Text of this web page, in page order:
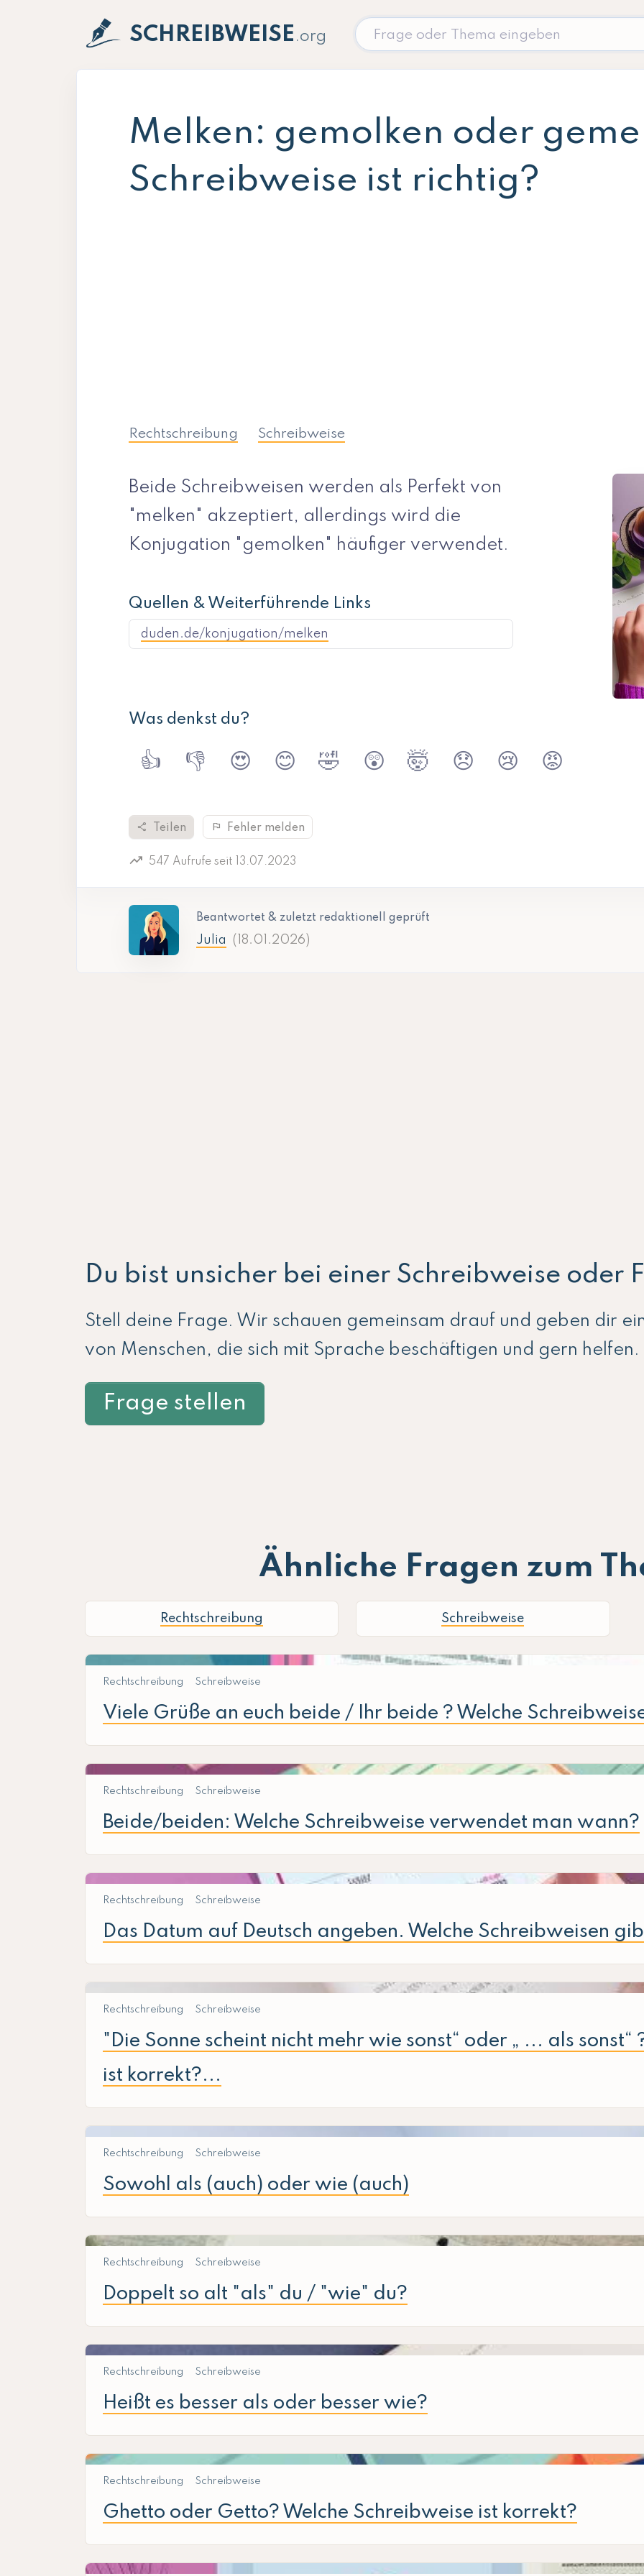
SCHREIBWEISE .org
Melken: gemolken oder
Schreibweise ist richtig?
Rechtschreibung Schreibweise
Beide Schreibweisen werden als Perfekt von
"melken" akzeptiert, allerdings wird die
Konjugation "gemolken" häufiger verwendet.
Quellen & Weiterführende Links
duden.de/konjugation/melken
Was denkst du?
👍 👎 😍 😊 🤣 😲 🤯 😞 😢 😡
share Teilen flag Fehler melden
trending_up 547 Aufrufe seit 13.07.2023
Beantwortet & zuletzt redaktionell geprüft
Julia (18.01.2026)
Du bist unsicher bei einer Schreibweise oder
Stell deine Frage. Wir schauen gemeinsam drauf und geben dir
von Menschen, die sich mit Sprache beschäftigen und gern helfen.
Frage stellen
Ähnliche Fragen zum
Rechtschreibung Schreibweise
Rechtschreibung Schreibweise
Viele Grüße an euch beide / Ihr beide ? Welche
Rechtschreibung Schreibweise
Beide/beiden: Welche Schreibweise verwendet man wann?
Rechtschreibung Schreibweise
Das Datum auf Deutsch angeben. Welche Schreibweisen
Rechtschreibung Schreibweise
"Die Sonne scheint nicht mehr wie sonst“ oder „ ... als sonst“
ist korrekt?...
Rechtschreibung Schreibweise
Sowohl als (auch) oder wie (auch)
Rechtschreibung Schreibweise
Doppelt so alt "als" du / "wie" du?
Rechtschreibung Schreibweise
Heißt es besser als oder besser wie?
Rechtschreibung Schreibweise
Ghetto oder Getto? Welche Schreibweise ist korrekt?